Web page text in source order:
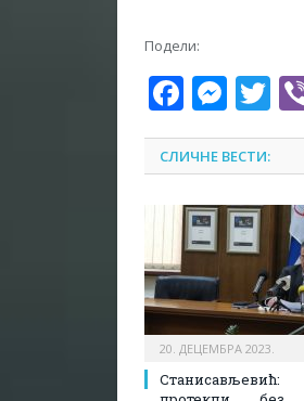
Подели:
СЛИЧНЕ ВЕСТИ:
20. ДЕЦЕМБРА 2023.